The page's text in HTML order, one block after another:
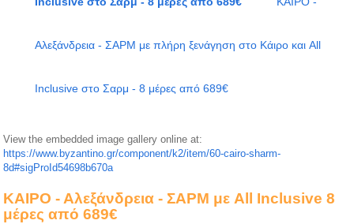
Αλεξάνδρεια - ΣΑΡΜ με πλήρη ξενάγηση στο Κάιρο και All
Inclusive στο Σαρμ - 8 μέρες από 689€
View the embedded image gallery online at:
https://www.byzantino.gr/component/k2/item/60-cairo-sharm-
8d#sigProId54698b670a
ΚΑΙΡΟ - Αλεξάνδρεια - ΣΑΡΜ με All Inclusive 8
μέρες από 689€